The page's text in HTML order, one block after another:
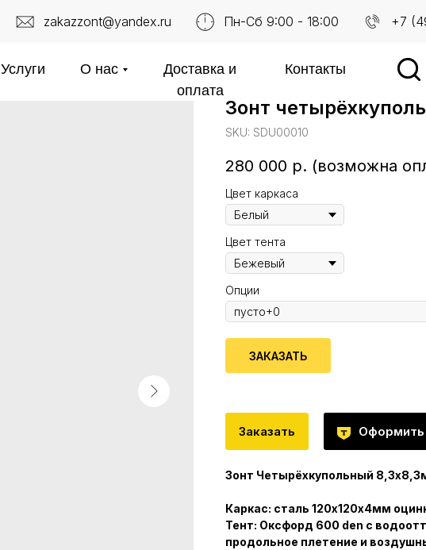
zakazzont@yandex.ru Пн-Сб 9:00 - 18:00 +7
Контакты
Доставка и
оплата
О нас
Услуги
Зонт
SKU: SDU00010
280 000 р. (возможна
Цвет каркаса
Цвет тента
Опции
ЗАКАЗАТЬ
Заказать Оформить
Зонт Четырёхкупольный
Каркас: сталь 120х120х4мм
Тент: Оксфорд 600 den с
продольное плетение и